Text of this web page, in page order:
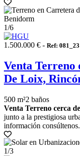
1/6
1.500.000 € - Ref: 081_23
Venta Terreno
De Loix,
500 m²2 baños
Venta Terreno cerca
junto a la prestigiosa
información
1/3